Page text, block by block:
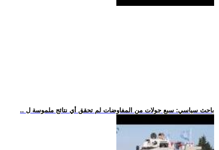
.. باحث سياسي: سبع جولات من المفاوضات لم تحقق أي نتائج ملموسة ل